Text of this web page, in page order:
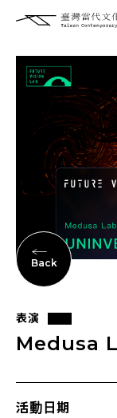
Back
表演
Medusa
活動日期